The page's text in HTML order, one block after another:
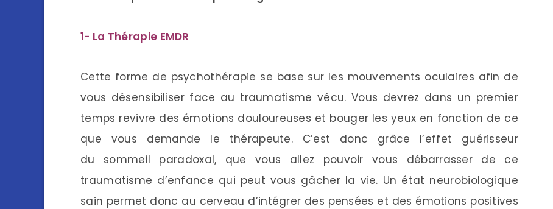
1- La Thérapie EMDR
Cette forme de psychothérapie se base sur les mouvements oculaires afin de
vous désensibiliser face au traumatisme vécu. Vous devrez dans un premier
temps revivre des émotions douloureuses et bouger les yeux en fonction de ce
que vous demande le thérapeute. C’est donc grâce l’effet guérisseur
du sommeil paradoxal, que vous allez pouvoir vous débarrasser de ce
traumatisme d’enfance qui peut vous gâcher la vie. Un état neurobiologique
sain permet donc au cerveau d’intégrer des pensées et des émotions positives